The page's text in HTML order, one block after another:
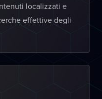
localizzati e
effettive degli